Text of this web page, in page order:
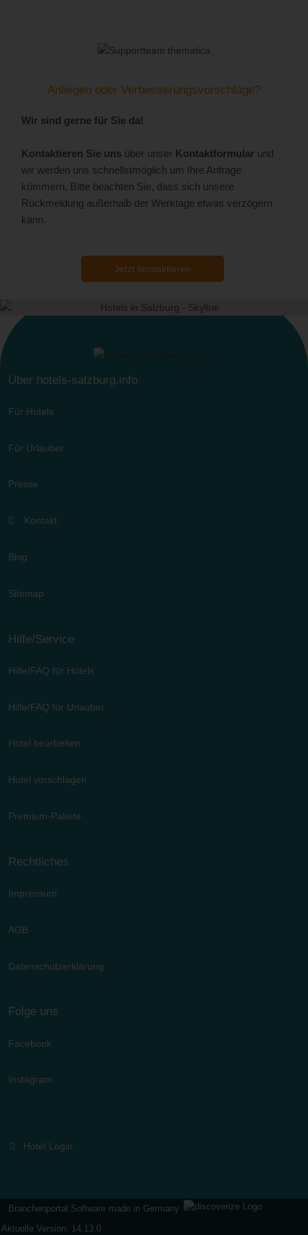
abgebeben“ab.
zugesendeten Link per E-Mail
Besucher interessieren könnten und somit im öffentlichen
angeboten?“Anliegen oder Verbesserungsvorschläge?
Wir sind gerne für Sie da!
Kontaktieren Sie uns über unser Kontaktformular und
wir werden uns schnellstmöglich um Ihre Anfrage
kümmern. Bitte beachten Sie, dass sich unsere
Rückmeldung außerhalb der Werktage etwas verzögern
kann.
Jetzt kontaktieren
Über hotels-salzburg.info
Für Hotels
Für Urlauber
Presse
Kontakt
Blog
Sitemap
Hilfe/Service
Hilfe/FAQ für Hotels
Hilfe/FAQ für Urlauber
Hotel bearbeiten
Hotel vorschlagen
Premium-Pakete
Rechtliches
Impressum
AGB
Datenschutzerklärung
Folge uns
Facebook
Instagram
Hotel Login
Branchenportal Software made in Germany
Aktuelle Version: 14.13.0